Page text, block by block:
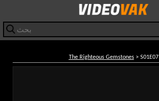
The Righteous Gemstones> S01E07